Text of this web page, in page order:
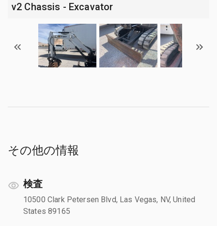
v2 Chassis - Excavator
その他の情報
検査
10500 Clark Petersen Blvd, Las Vegas, NV, United
States 89165